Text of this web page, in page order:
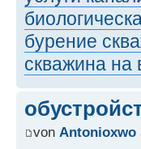
бурение
скважина на
von Antonioxwo